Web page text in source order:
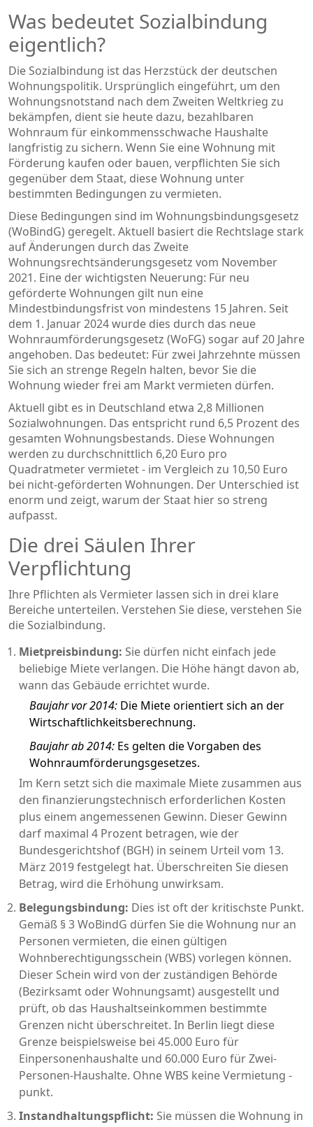
Was bedeutet Sozialbindung
eigentlich?
Die Sozialbindung ist das Herzstück der deutschen
Wohnungspolitik. Ursprünglich eingeführt, um den
Wohnungsnotstand nach dem Zweiten Weltkrieg zu
bekämpfen, dient sie heute dazu, bezahlbaren
Wohnraum für einkommensschwache Haushalte
langfristig zu sichern. Wenn Sie eine Wohnung mit
Förderung kaufen oder bauen, verpflichten Sie sich
gegenüber dem Staat, diese Wohnung unter
bestimmten Bedingungen zu vermieten.
Diese Bedingungen sind im Wohnungsbindungsgesetz
(WoBindG) geregelt. Aktuell basiert die Rechtslage stark
auf Änderungen durch das Zweite
Wohnungsrechtsänderungsgesetz vom November
2021. Eine der wichtigsten Neuerung: Für neu
geförderte Wohnungen gilt nun eine
Mindestbindungsfrist von mindestens 15 Jahren. Seit
dem 1. Januar 2024 wurde dies durch das neue
Wohnraumförderungsgesetz (WoFG) sogar auf 20 Jahre
angehoben. Das bedeutet: Für zwei Jahrzehnte müssen
Sie sich an strenge Regeln halten, bevor Sie die
Wohnung wieder frei am Markt vermieten dürfen.
Aktuell gibt es in Deutschland etwa 2,8 Millionen
Sozialwohnungen. Das entspricht rund 6,5 Prozent des
gesamten Wohnungsbestands. Diese Wohnungen
werden zu durchschnittlich 6,20 Euro pro
Quadratmeter vermietet - im Vergleich zu 10,50 Euro
bei nicht-geförderten Wohnungen. Der Unterschied ist
enorm und zeigt, warum der Staat hier so streng
aufpasst.
Die drei Säulen Ihrer
Verpflichtung
Ihre Pflichten als Vermieter lassen sich in drei klare
Bereiche unterteilen. Verstehen Sie diese, verstehen Sie
die Sozialbindung.
Mietpreisbindung: Sie dürfen nicht einfach jede
beliebige Miete verlangen. Die Höhe hängt davon ab,
wann das Gebäude errichtet wurde.
Baujahr vor 2014: Die Miete orientiert sich an der
Wirtschaftlichkeitsberechnung.
Baujahr ab 2014: Es gelten die Vorgaben des
Wohnraumförderungsgesetzes.
Im Kern setzt sich die maximale Miete zusammen aus
den finanzierungstechnisch erforderlichen Kosten
plus einem angemessenen Gewinn. Dieser Gewinn
darf maximal 4 Prozent betragen, wie der
Bundesgerichtshof (BGH) in seinem Urteil vom 13.
März 2019 festgelegt hat. Überschreiten Sie diesen
Betrag, wird die Erhöhung unwirksam.
Belegungsbindung: Dies ist oft der kritischste Punkt.
Gemäß § 3 WoBindG dürfen Sie die Wohnung nur an
Personen vermieten, die einen gültigen
Wohnberechtigungsschein (WBS) vorlegen können.
Dieser Schein wird von der zuständigen Behörde
(Bezirksamt oder Wohnungsamt) ausgestellt und
prüft, ob das Haushaltseinkommen bestimmte
Grenzen nicht überschreitet. In Berlin liegt diese
Grenze beispielsweise bei 45.000 Euro für
Einpersonenhaushalte und 60.000 Euro für Zwei-
Personen-Haushalte. Ohne WBS keine Vermietung -
punkt.
Instandhaltungspflicht: Sie müssen die Wohnung in